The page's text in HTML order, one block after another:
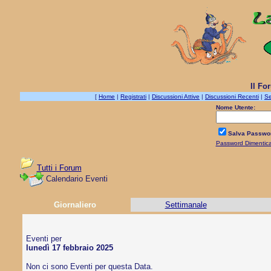
Il
[ Home | Registrati | Discussioni Attive | Discussioni Recenti |
Nome Utente:
Salva
Password
Tutti i Forum
Calendario Eventi
Giornaliero Settimanale
Eventi per
lunedì 17 febbraio 2025
Non ci sono Eventi per questa Data.